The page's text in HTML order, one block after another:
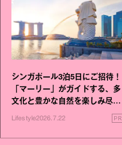
シンガポール3泊5日にご招待！
「マーリー」がガイドする、多
文化と豊かな自然を楽しみ尽く
Lifestyle2026.7.22 PR